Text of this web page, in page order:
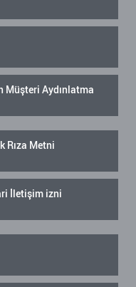
Müşteri Aydınlatma
Rıza Metni
İletişim izni